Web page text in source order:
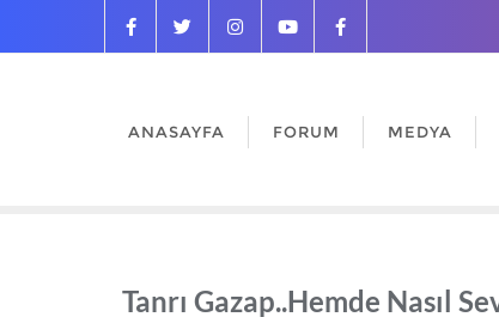
ANASAYFA FORUM MEDYA
Tanrı Gazap..Hemde Nasıl